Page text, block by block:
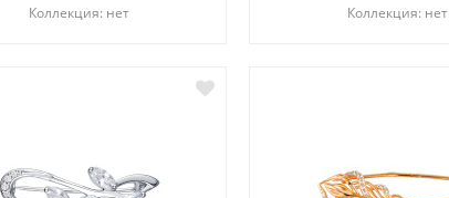
Коллекция: нет
Коллекция: нет